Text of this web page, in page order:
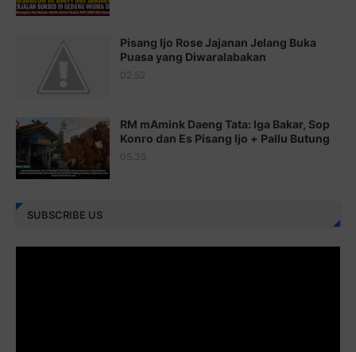
Juz 21 ⇨http://j.mp/2b8VcBO
http://j.mp/2bFRxNP
http://j.mp/2brItxm
Juz 25 ⇨http://j.mp/2brImlf
Juz 26 ⇨http://j.mp/2bFRHF2
Pisang Ijo Rose Jajanan Jelang Buka
Puasa yang Diwaralabakan
02.52
RM mAmink Daeng Tata: Iga Bakar, Sop
Konro dan Es Pisang Ijo + Pallu Butung
05.35
SUBSCRIBE US